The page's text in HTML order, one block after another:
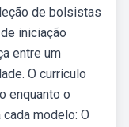
de bolsistas
iniciação
entre um
O currículo
enquanto o
modelo: O